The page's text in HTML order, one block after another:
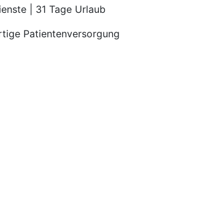
| 31 Tage Urlaub
Patientenversorgung